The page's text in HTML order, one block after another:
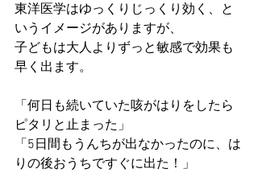
東洋医学はゆっくりじっくり効く、と
いうイメージがありますが、
子どもは大人よりずっと敏感で効果も
早く出ます。
「何日も続いていた咳がはりをしたら
ピタリと止まった」
「5日間もうんちが出なかったのに、は
りの後おうちですぐに出た！」